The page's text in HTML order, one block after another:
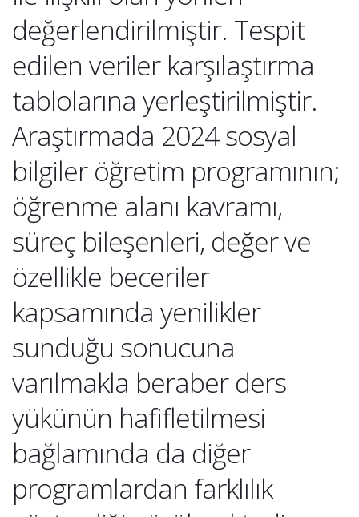
değerlendirilmiştir. Tespit
edilen veriler karşılaştırma
tablolarına yerleştirilmiştir.
Araştırmada 2024 sosyal
bilgiler öğretim programının;
öğrenme alanı kavramı,
süreç bileşenleri, değer ve
özellikle beceriler
kapsamında yenilikler
sunduğu sonucuna
varılmakla beraber ders
yükünün hafifletilmesi
bağlamında da diğer
programlardan farklılık